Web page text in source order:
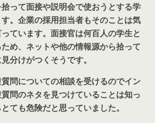
って面接や説明会で使おうとする学
。企業の採用担当者もそのことは気
ています。面接官は何百人の学生と
め、ネットや他の情報源から拾って
分けがつくそうです。
問についての相談を受けるのでイン
問のネタを見つけていることは知っ
ても危険だと思っていました。